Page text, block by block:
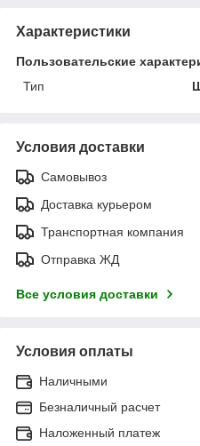
Характеристики
Пользовательские
Тип
Условия доставки
Самовывоз
Доставка курьером
Транспортная компания
Отправка ЖД
Все условия доставки
Условия оплаты
Наличными
Безналичный расчет
Наложенный платеж